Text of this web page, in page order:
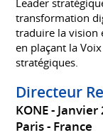
Leader
transformation
traduire la vision
en plaçant la
stratégiques.
Directeur
KONE
Paris
France